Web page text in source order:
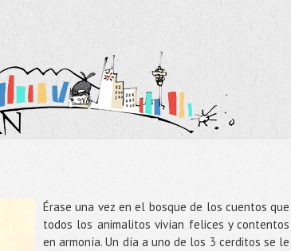
Érase una vez en el bosque de los cuentos que
todos los animalitos vivían felices y contentos
en armonía. Un día a uno de los 3 cerditos se le